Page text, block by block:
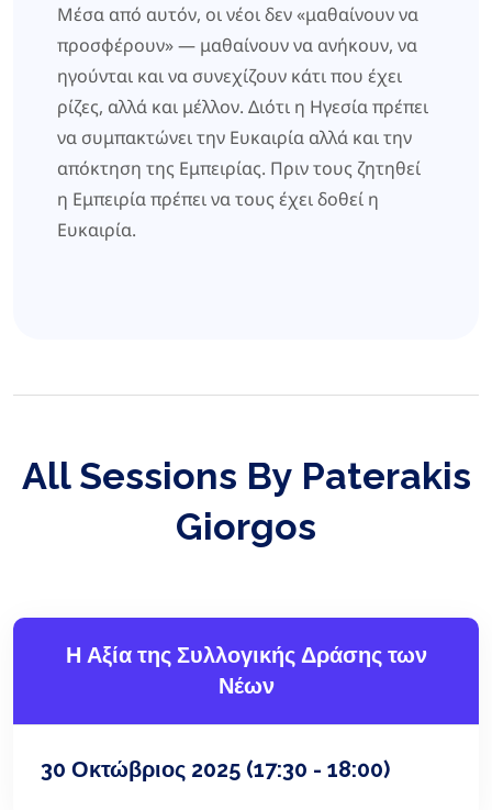
Μέσα από αυτόν, οι νέοι δεν «μαθαίνουν να
προσφέρουν» — μαθαίνουν να ανήκουν, να
ηγούνται και να συνεχίζουν κάτι που έχει
ρίζες, αλλά και μέλλον. Διότι η Ηγεσία πρέπει
να συμπακτώνει την Ευκαιρία αλλά και την
απόκτηση της Εμπειρίας. Πριν τους ζητηθεί
η Εμπειρία πρέπει να τους έχει δοθεί η
Ευκαιρία.
All Sessions By Paterakis
Giorgos
Η Αξία της Συλλογικής Δράσης των
Νέων
30 Οκτώβριος 2025 (17:30 - 18:00)